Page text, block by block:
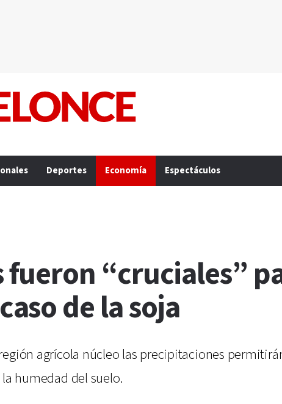
Deportes Economía Espectáculos
“cruciales”
de la soja
agrícola núcleo las precipitaciones
humedad del suelo.